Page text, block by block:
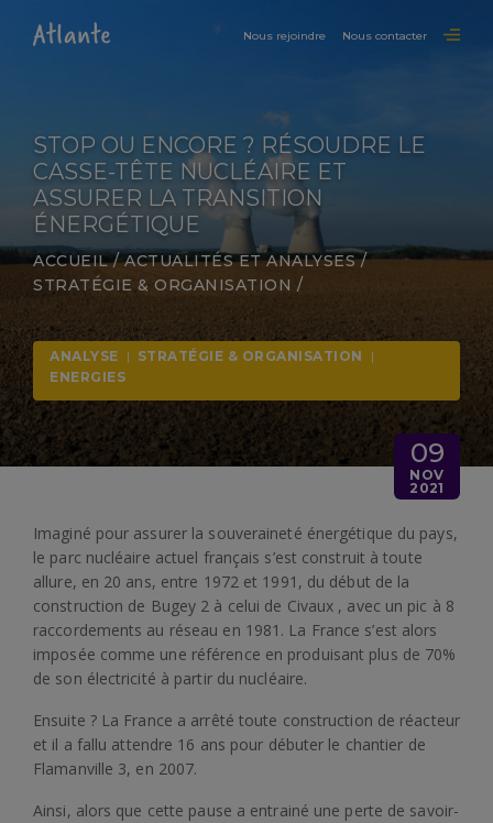
Nous rejoindre Nous contacter
STOP OU ENCORE ? RÉSOUDRE LE
CASSE-TÊTE NUCLÉAIRE ET
ASSURER LA TRANSITION
ÉNERGÉTIQUE
ACCUEIL/ACTUALITÉS ET ANALYSES/
STRATÉGIE & ORGANISATION /
ANALYSE | STRATÉGIE & ORGANISATION
|
ENERGIES
09
NOV
2021
Imaginé pour assurer la souveraineté énergétique du pays,
le parc nucléaire actuel français s’est construit à toute
allure, en 20 ans, entre 1972 et 1991, du début de la
construction de Bugey 2 à celui de Civaux , avec un pic à 8
raccordements au réseau en 1981. La France s’est alors
imposée comme une référence en produisant plus de 70%
de son électricité à partir du nucléaire.
Ensuite ? La France a arrêté toute construction de réacteur
et il a fallu attendre 16 ans pour débuter le chantier de
Flamanville 3, en 2007.
Ainsi, alors que cette pause a entrainé une perte de savoir-